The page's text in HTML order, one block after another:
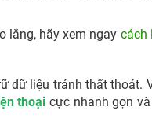
lắng, hãy xem ngay cách
dữ liệu tránh thất thoát.
thoại cực nhanh gọn